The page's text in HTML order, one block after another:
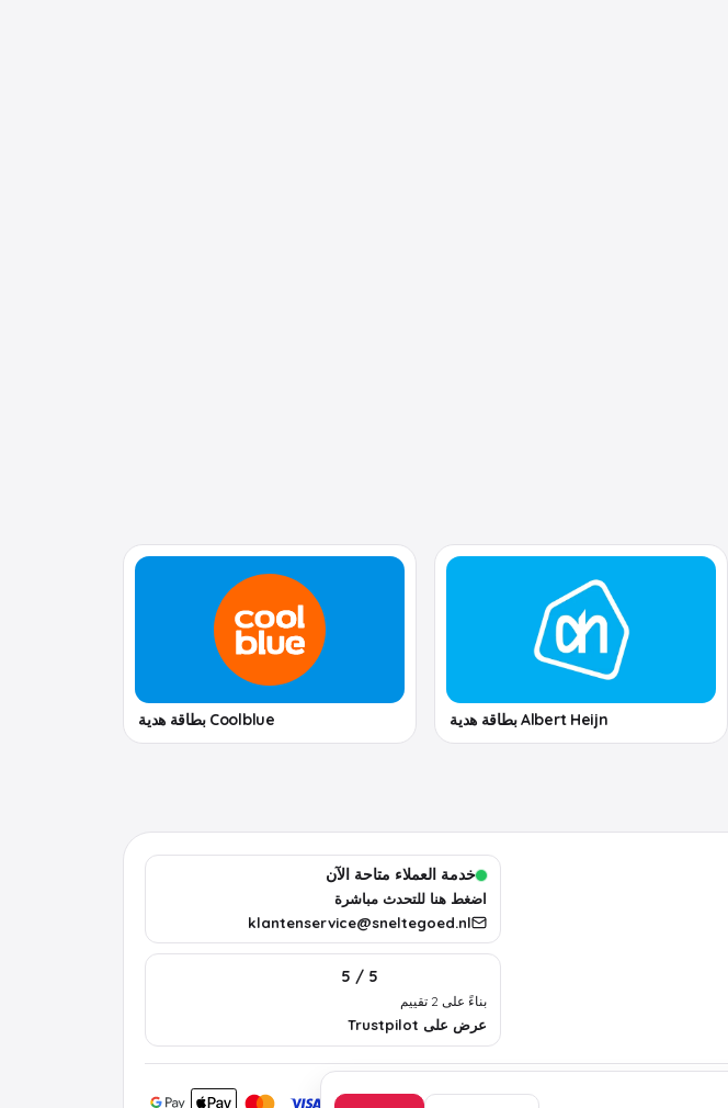
Albert Heijn بطاقة هدية Coolblue بطاقة هدية
خدمة العملاء متاحة الآن
اضغط هنا للتحدث مباشرة
klantenservice@sneltegoed.nl
5 / 5
بناءً على 2 تقييم
عرض على Trustpilot